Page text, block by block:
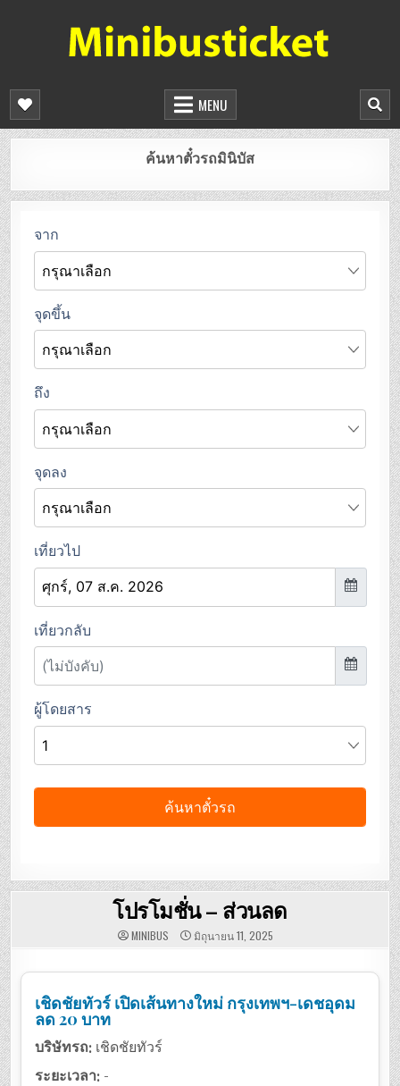
จองตั๋วรถมินิบัสออนไลน์
MENU
ค้นหาตั๋วรถมินิบัส
โปรโมชั่น – ส่วนลด
MINIBUS มิถุนายน 11, 2025
เชิดชัยทัวร์ เปิดเส้นทางใหม่ กรุงเทพฯ-เดชอุดม
ลด 20 บาท
บริษัทรถ: เชิดชัยทัวร์
ระยะเวลา: -